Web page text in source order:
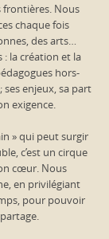
frontières. Nous
chaque fois
des arts…
: la création et la
hors-
enjeux, sa part
exigence.
» qui peut surgir
c’est un cirque
cœur. Nous
en privilégiant
pour pouvoir